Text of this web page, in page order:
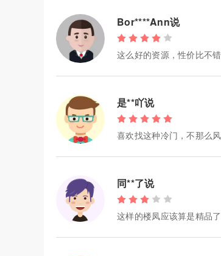
Bor****Ann说
这么好的资源，性价比不错
是**吖说
喜欢找这种冷门，不那么
同**了说
这样的楼凤应该算是精品